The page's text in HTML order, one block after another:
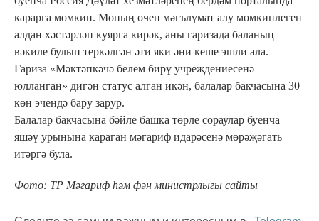
карарга мөмкин. Моның өчен мәгълүмат алу мөмкинлеген
алдан хәстәрләп куярга кирәк, аны гаризада баланың
вәкиле булып теркәлгән әти яки әни кеше эшли ала.
Гариза «Мәктәпкәчә белем бирү учреждениесенә
юлланган» дигән статус алган икән, балалар бакчасына 30
көн эчендә бару зарур.
Балалар бакчасына бәйле башка төрле сораулар буенча
яшәү урынына караган мәгариф идарәсенә мөрәҗәгать
итәргә була.
Фото: ТР Мәгариф һәм фән министрлыгы сайты